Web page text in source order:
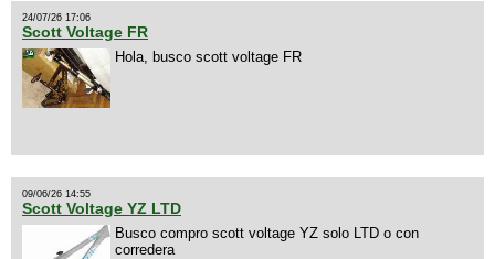
24/07/26 17:06
Scott Voltage FR
Hola, busco scott voltage FR
09/06/26 14:55
Scott Voltage YZ LTD
Busco compro scott voltage YZ solo LTD o con
corredera